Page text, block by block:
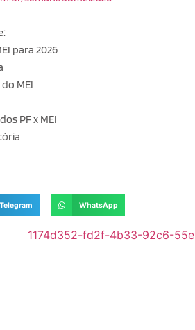
para 2026
MEI
PF x MEI
Telegram WhatsApp